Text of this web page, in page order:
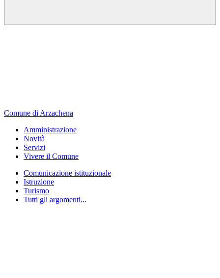
Comune di Arzachena
Amministrazione
Novità
Servizi
Vivere il Comune
Comunicazione istituzionale
Istruzione
Turismo
Tutti gli argomenti...